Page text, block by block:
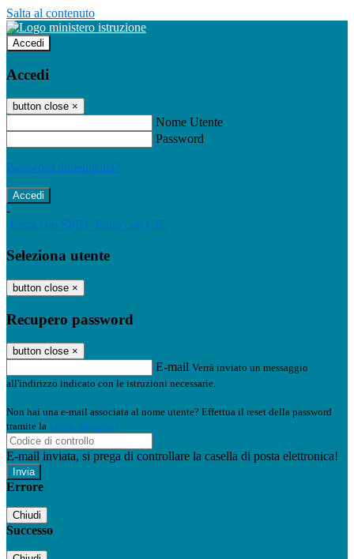
Salta al contenuto
Accedi
Accedi
button close ×
Nome Utente
Password
Password dimenticata?
-
Entra con SPID Entra con CIE
Seleziona utente
button close ×
Recupero password
button close ×
E-mail Verrà inviato un messaggio
all'indirizzo indicato con le istruzioni necessarie.
Non hai una e-mail associata al nome utente? Effettua il reset della password
tramite la Login Spaggiari
E-mail inviata, si prega di controllare la casella di posta elettronica!
Errore
Chiudi
Successo